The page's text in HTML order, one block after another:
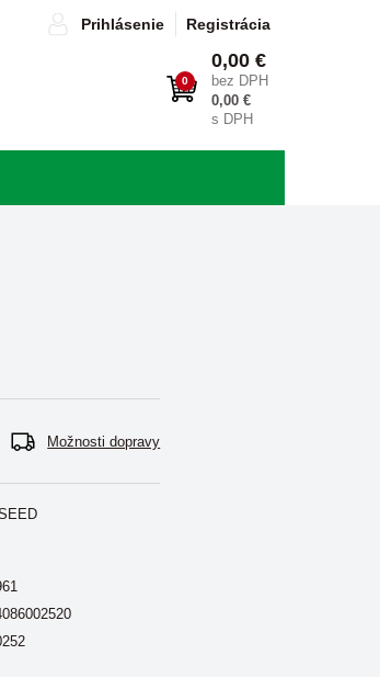
Prihlásenie Registrácia
0
0,00 €
bez DPH
0,00 €
s DPH
Možnosti dopravy